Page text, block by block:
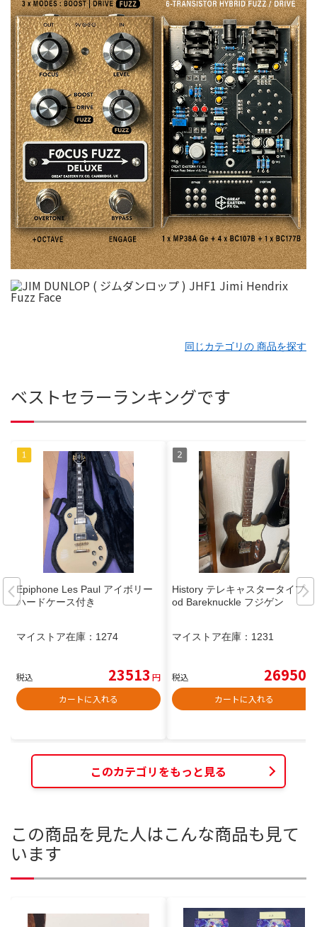
同じカテゴリの 商品を探す
ベストセラーランキングです
Epiphone Les Paul アイボリー
ハードケース付き
マイストア在庫： 1274
税込 23513 円
カートに入れる
History テレキャスタータイプ M
od Bareknuckle フジゲン
マイストア在庫： 1231
税込 26950
カートに入れる
このカテゴリをもっと見る
この商品を見た人はこんな商品も見て
います